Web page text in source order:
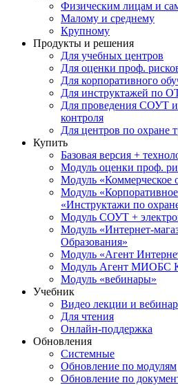
Физическим лицам и
Малому и среднему
Крупному
Продукты и решения
Для учебных центров
Для оценки проф.
Для корпоративного
Для инструктажей по
Для проведения СОУТ и
контроля
Для центров по охране
Купить
Базовая версия +
Модуль оценки проф.
Модуль «Коммерческое
Модуль
«Инструктажи по
Модуль СОУТ +
Модуль «Интернет-
Образования»
Модуль «Агент
Модуль Агент МИОБС
Модуль «вебинары»
Учебник
Видео лекции и
Для чтения
Онлайн-поддержка
Обновления
Системные
Обновление по модулям
Обновление по